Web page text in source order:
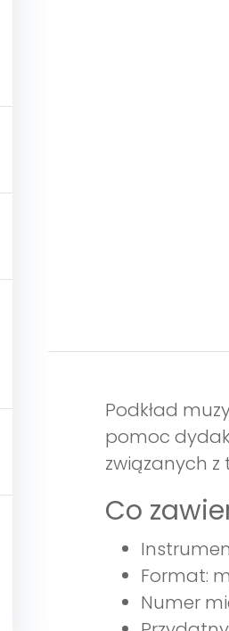
Podkład
pomoc
związanych z
Co
Format:
Numer